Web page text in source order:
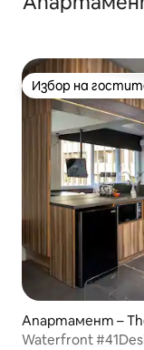
Избор на
Избор на
Апартамент –
Waterfront